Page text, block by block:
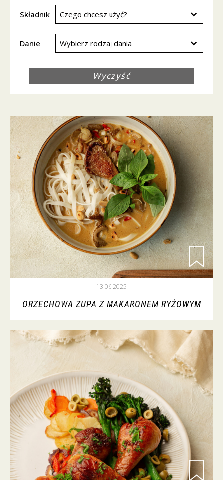
Składnik Składnik
Składnik
Danie Danie
Danie
Wyczyść
13.06.2025
ORZECHOWA ZUPA Z MAKARONEM RYŻOWYM